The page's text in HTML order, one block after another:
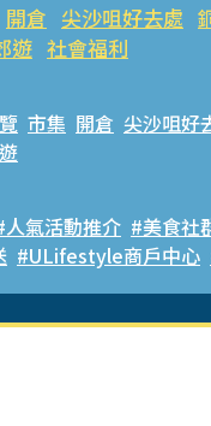
開倉 尖沙咀好去處
遊 社會福利
市集 開倉 尖沙咀好
人氣活動推介 #美食社
#ULifestyle商戶中心